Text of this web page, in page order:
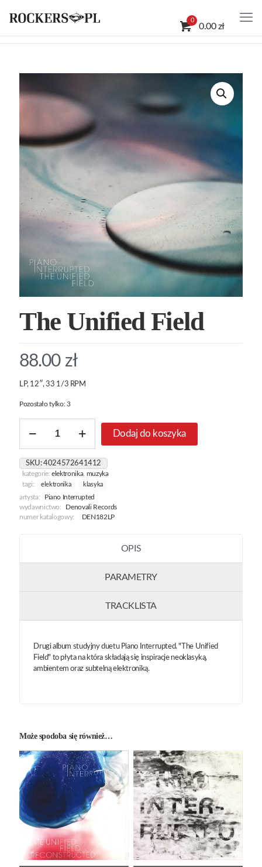
0
0.00 zł
The Unified Field
88.00 zł
LP, 12″, 33 1/3 RPM
Pozostało tylko: 3
The
Field
Dodaj do koszyka
SKU:4024572641412
kategorie:elektronika, muzyka
tagi:
elektronika klasyka
artysta:
Piano Interrupted
wydawnictwo:
Denovali Records
numer katalogowy:
DEN182LP
OPIS
PARAMETRY
TRACKLISTA
Drugi album studyjny duetu Piano Interrupted. "The Unified
Field" to płyta na która składają się inspiracje neoklasyką,
ambientem oraz subtelną elektroniką.
Może spodoba się również…